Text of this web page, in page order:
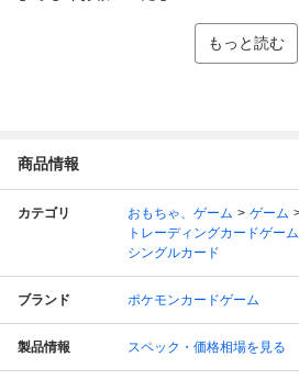
もっと読む
商品情報
カテゴリ おもちゃ、ゲーム
ゲーム
トレーディングカードゲーム
シングルカード
ブランド ポケモンカードゲーム
製品情報 スペック・価格相場を見る